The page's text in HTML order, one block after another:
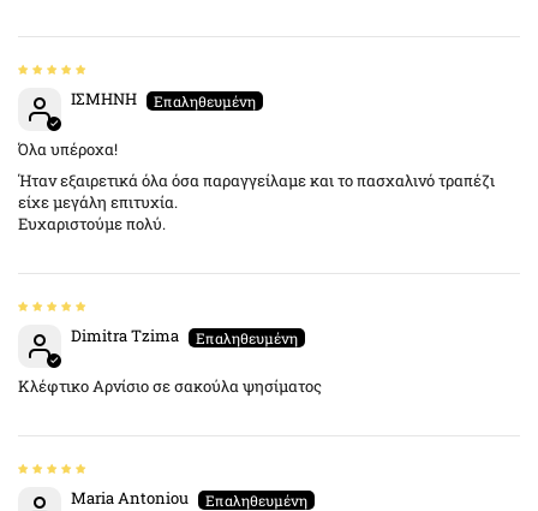
ΙΣΜΗΝΗ
Όλα υπέροχα!
Ήταν εξαιρετικά όλα όσα παραγγείλαμε και το πασχαλινό τραπέζι
είχε μεγάλη επιτυχία.
Ευχαριστούμε πολύ.
Dimitra Tzima
Κλέφτικο Αρνίσιο σε σακούλα ψησίματος
Maria Antoniou